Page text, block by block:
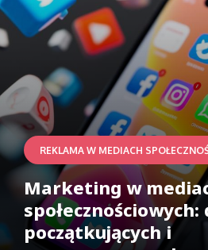
REKLAMA W MEDIACH
Marketing w
społecznościowych:
początkujących i